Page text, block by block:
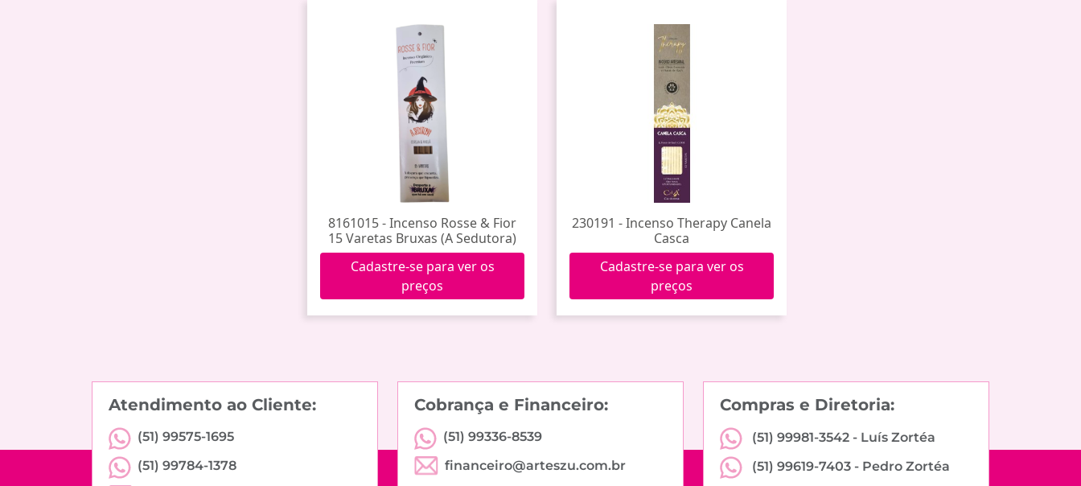
8161015 - Incenso Rosse & Fior
15 Varetas Bruxas (A Sedutora)
Cadastre-se para ver os
preços
230191 - Incenso Therapy Canela
Casca
Cadastre-se para ver os
preços
Atendimento ao Cliente:
(51) 99575-1695
(51) 99784-1378
Cobrança e Financeiro:
(51) 99336-8539
financeiro@arteszu.com.br
Compras e Diretoria:
(51) 99981-3542 - Luís Zortéa
(51) 99619-7403 - Pedro Zortéa